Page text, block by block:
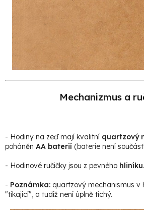
Mechanizmus a
- Hodiny na zeď mají kvalitní quartzový
poháněn AA baterií (baterie není
- Hodinové ručičky jsou z pevného hliníku.
- Poznámka: quartzový mechanismus v
"tikající", a tudíž není úplně tichý.